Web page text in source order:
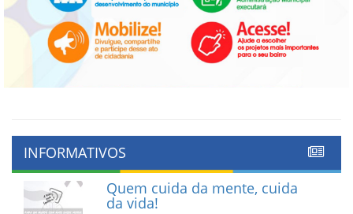
INFORMATIVOS
Quem cuida da mente, cuida
da vida!